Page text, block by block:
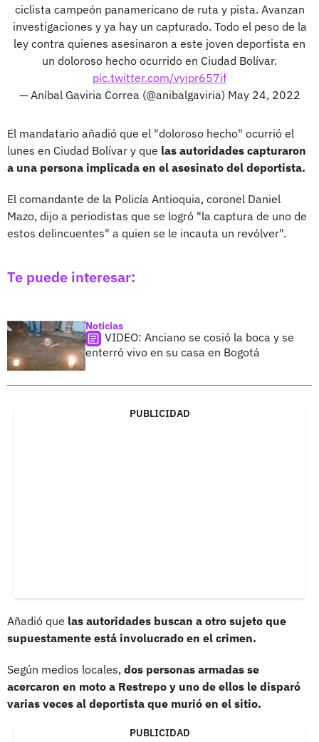
ciclista campeón panamericano de ruta y pista. Avanzan
investigaciones y ya hay un capturado. Todo el peso de la
ley contra quienes asesinaron a este joven deportista en
un doloroso hecho ocurrido en Ciudad Bolívar.
pic.twitter.com/vyipr657if
— Aníbal Gaviria Correa (@anibalgaviria) May 24, 2022
El mandatario añadió que el "doloroso hecho" ocurrió el
lunes en Ciudad Bolívar y que las autoridades capturaron
a una persona implicada en el asesinato del deportista.
El comandante de la Policía Antioquia, coronel Daniel
Mazo, dijo a periodistas que se logró "la captura de uno de
estos delincuentes" a quien se le incauta un revólver".
Te puede interesar:
Noticias
VIDEO: Anciano se cosió la boca y se
enterró vivo en su casa en Bogotá
PUBLICIDAD
Añadió que las autoridades buscan a otro sujeto que
supuestamente está involucrado en el crimen.
Según medios locales, dos personas armadas se
acercaron en moto a Restrepo y uno de ellos le disparó
varias veces al deportista que murió en el sitio.
PUBLICIDAD